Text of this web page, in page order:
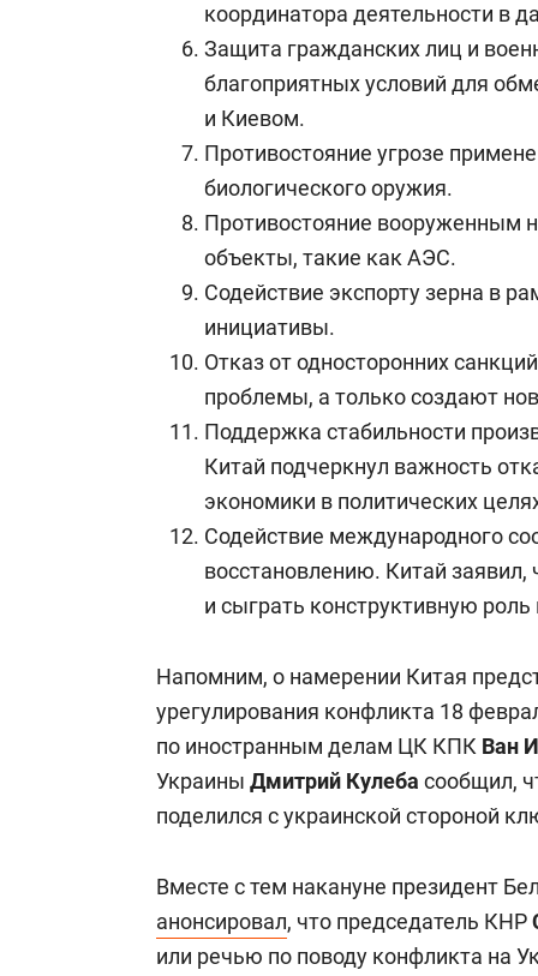
координатора деятельности в
Защита гражданских лиц и
благоприятных условий для
и Киевом.
Противостояние угрозе
биологического оружия.
Противостояние вооруженным
объекты, такие как АЭС.
Содействие экспорту зерна в
инициативы.
Отказ от односторонних
проблемы, а только создают
Поддержка стабильности
Китай подчеркнул важность
экономики в политических
Содействие международного
восстановлению. Китай заявил,
и сыграть конструктивную роль
Напомним, о намерении Китая
урегулирования конфликта 18
по иностранным делам ЦК КПК Ван И
Украины Дмитрий Кулеба сообщил,
поделился с украинской стороной
Вместе с тем накануне президент
анонсировал, что председатель КНР
или речью по поводу конфликта на